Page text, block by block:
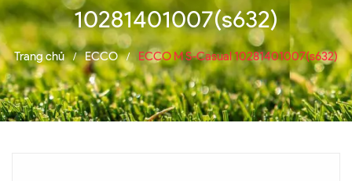
10281401007(s632)
Trang chủ / ECCO / ECCO M S-Casual 10281401007(s632)